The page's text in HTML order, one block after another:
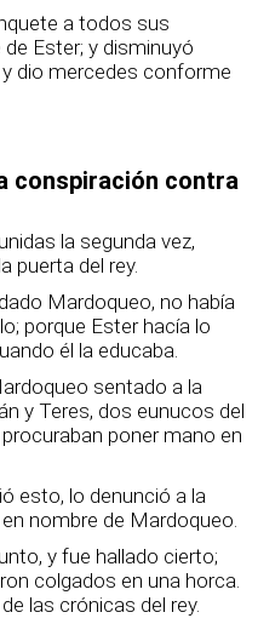
a todos sus
Ester; y disminuyó
dio mercedes conforme
conspiración contra
la segunda vez,
puerta del rey.
Mardoqueo, no había
porque Ester hacía lo
él la educaba.
sentado a la
y Teres, dos eunucos del
poner mano en
esto, lo denunció a la
nombre de Mardoqueo.
y fue hallado cierto;
colgados en una horca.
las crónicas del rey.